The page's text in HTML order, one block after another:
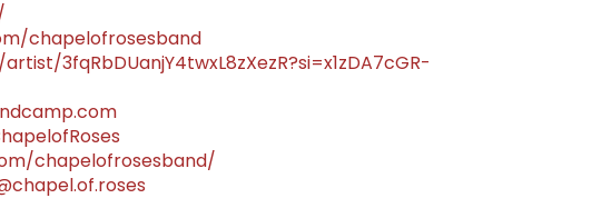
chapelofrosesband
3fqRbDUanjY4twxL8zXezR?si=x1zDA7cGR-
chapelofrosesband/